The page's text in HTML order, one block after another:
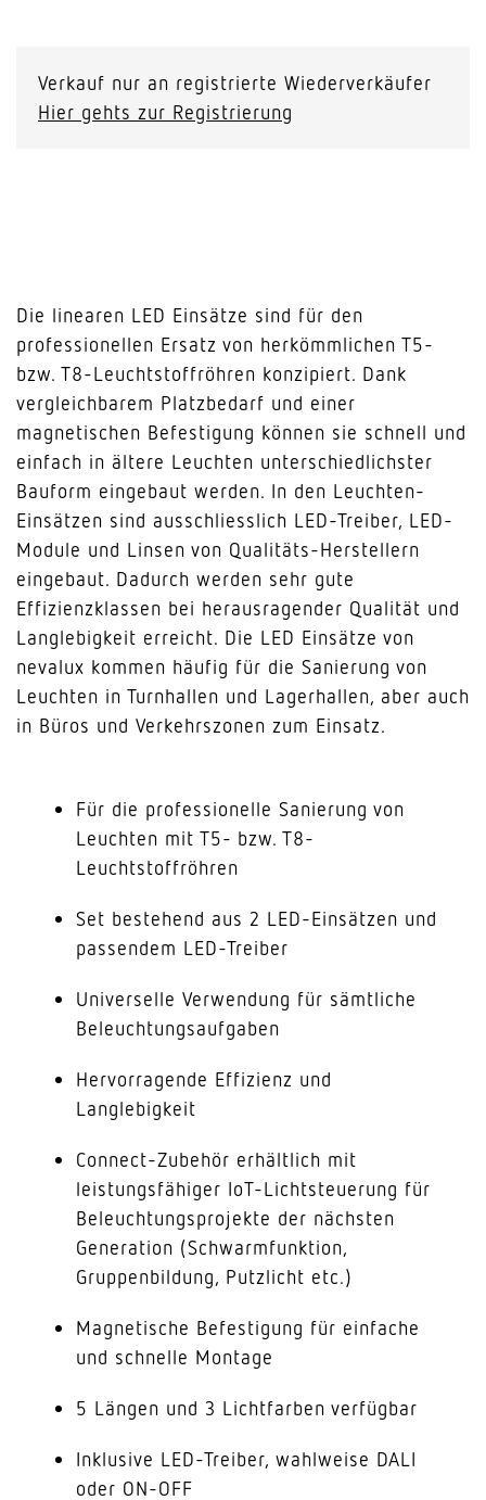
Verkauf nur an registrierte Wiederverkäufer
Hier gehts zur Registrierung
Die linearen LED Einsätze sind für den
professionellen Ersatz von herkömmlichen T5-
bzw. T8-Leuchtstoffröhren konzipiert. Dank
vergleichbarem Platzbedarf und einer
magnetischen Befestigung können sie schnell und
einfach in ältere Leuchten unterschiedlichster
Bauform eingebaut werden. In den Leuchten-
Einsätzen sind ausschliesslich LED-Treiber, LED-
Module und Linsen von Qualitäts-Herstellern
eingebaut. Dadurch werden sehr gute
Effizienzklassen bei herausragender Qualität und
Langlebigkeit erreicht. Die LED Einsätze von
nevalux kommen häufig für die Sanierung von
Leuchten in Turnhallen und Lagerhallen, aber auch
in Büros und Verkehrszonen zum Einsatz.
Für die professionelle Sanierung von
Leuchten mit T5- bzw. T8-
Leuchtstoffröhren
Set bestehend aus 2 LED-Einsätzen und
passendem LED-Treiber
Universelle Verwendung für sämtliche
Beleuchtungsaufgaben
Hervorragende Effizienz und
Langlebigkeit
Connect-Zubehör erhältlich mit
leistungsfähiger IoT-Lichtsteuerung für
Beleuchtungsprojekte der nächsten
Generation (Schwarmfunktion,
Gruppenbildung, Putzlicht etc.)
Magnetische Befestigung für einfache
und schnelle Montage
5 Längen und 3 Lichtfarben verfügbar
Inklusive LED-Treiber, wahlweise DALI
oder ON-OFF